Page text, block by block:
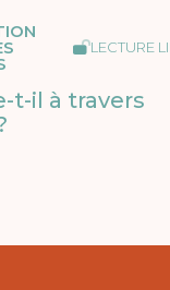
LECTURE
t-il à travers